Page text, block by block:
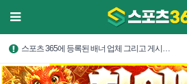
스포츠 365에 등록된 배너 업체 그리고 게시…